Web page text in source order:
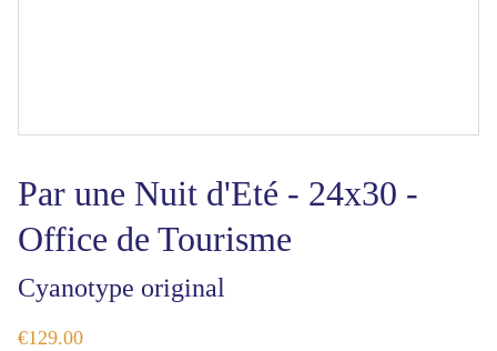
Par une Nuit d'Eté - 24x30 -
Office de Tourisme
Cyanotype original
€129.00